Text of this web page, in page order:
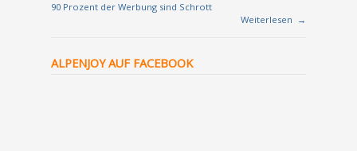
90 Prozent der Werbung sind Schrott
Weiterlesen →
ALPENJOY AUF FACEBOOK